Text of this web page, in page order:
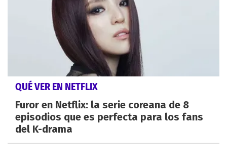
QUÉ VER EN NETFLIX
Furor en Netflix: la serie coreana de 8
episodios que es perfecta para los fans
del K-drama